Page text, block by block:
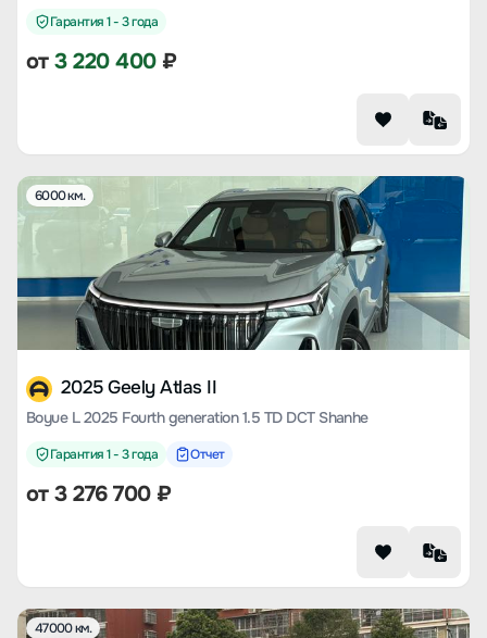
Гарантия 1 - 3 года
от3 220 400₽
6000 км.
2025 Geely Atlas II
Boyue L 2025 Fourth generation 1.5 TD DCT Shanhe
Гарантия 1 - 3 года Отчет
от3 276 700₽
47000 км.